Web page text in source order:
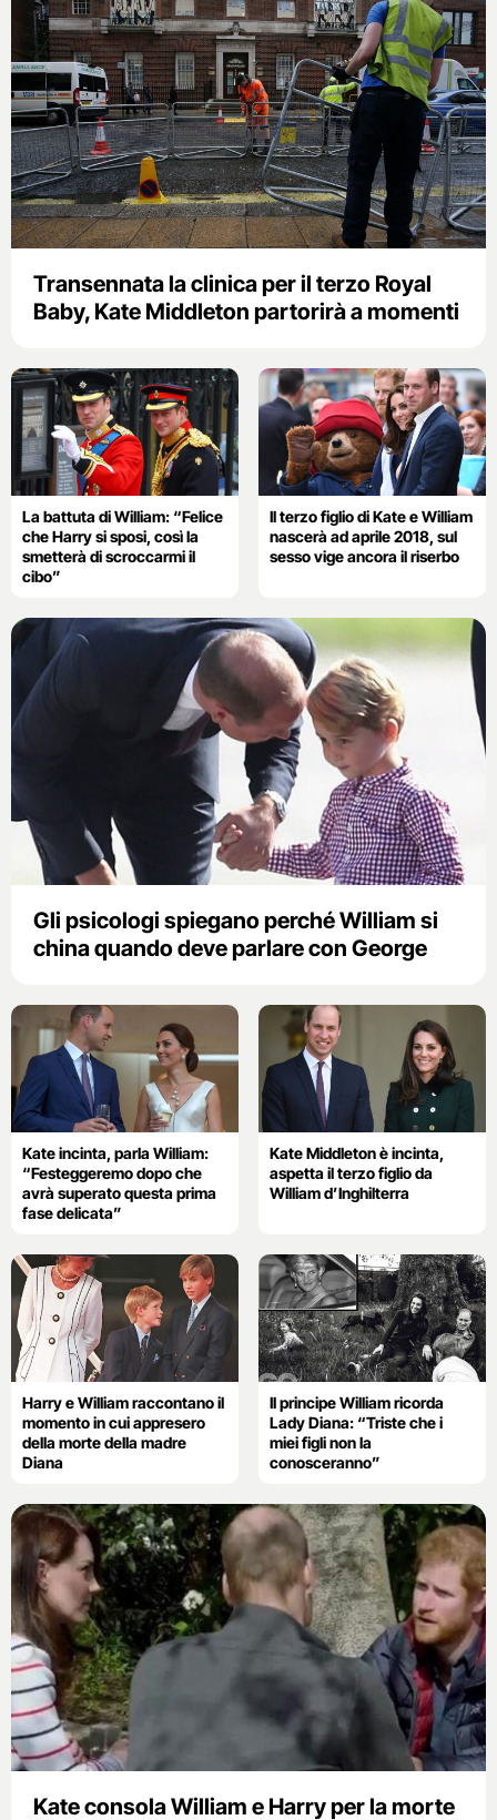
Transennata la clinica per il terzo Royal
Baby, Kate Middleton partorirà a momenti
La battuta di William: “Felice
che Harry si sposi, così la
smetterà di scroccarmi il
cibo”
Il terzo figlio di Kate e William
nascerà ad aprile 2018, sul
sesso vige ancora il riserbo
Gli psicologi spiegano perché William si
china quando deve parlare con George
Kate incinta, parla William:
“Festeggeremo dopo che
avrà superato questa prima
fase delicata”
Kate Middleton è incinta,
aspetta il terzo figlio da
William d’Inghilterra
Harry e William raccontano il
momento in cui appresero
della morte della madre
Diana
Il principe William ricorda
Lady Diana: “Triste che i
miei figli non la
conosceranno”
Kate consola William e Harry per la morte